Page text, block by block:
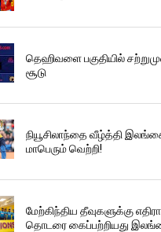
தெஹிவளை பகுதியில்
சூடு
நியூசிலாந்தை வீழ்த்தி
மாபெரும் வெற்றி!
மேற்கிந்திய தீவுகளுக்கு
தொடரை கைப்பற்றியது